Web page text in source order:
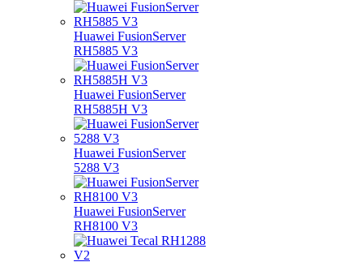
Huawei FusionServer
RH5885 V3
Huawei FusionServer
RH5885H V3
Huawei FusionServer
5288 V3
Huawei FusionServer
RH8100 V3